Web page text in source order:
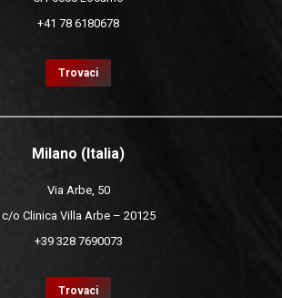
+41 78 6180678
Trovaci
Milano (Italia)
Via Arbe, 50
c/o Clinica Villa Arbe – 20125
+39 328 7690073
Trovaci